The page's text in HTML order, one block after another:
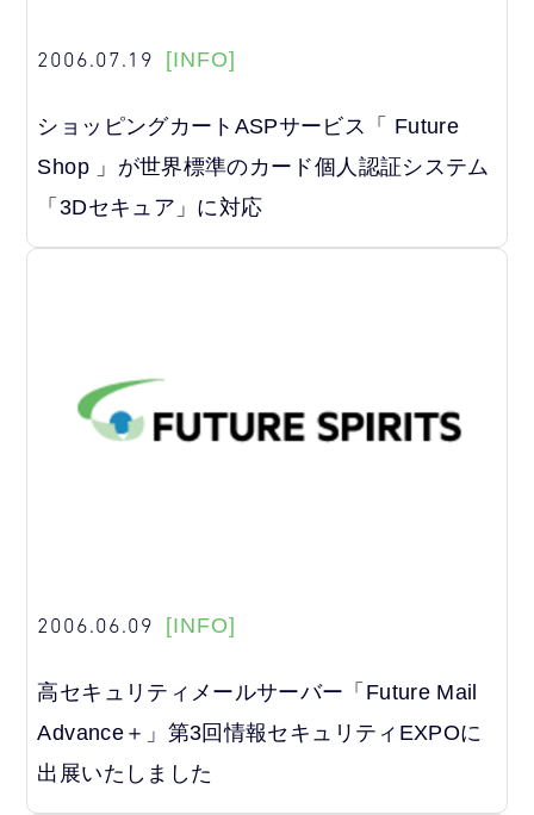
2006.07.19 [INFO]
ショッピングカートASPサービス「 Future
Shop 」が世界標準のカード個人認証システム
「3Dセキュア」に対応
2006.06.09 [INFO]
高セキュリティメールサーバー「Future Mail
Advance＋」第3回情報セキュリティEXPOに
出展いたしました